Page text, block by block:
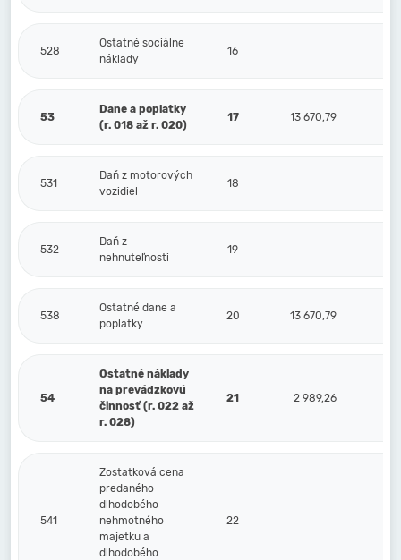
528
Ostatné sociálne
náklady
16
53
Dane a poplatky
(r. 018 až r. 020)
17 13 670,79
531
Daň z motorových
vozidiel
18
532
Daň z
nehnuteľnosti
19
538
Ostatné dane a
poplatky
20 13 670,79
54
Ostatné náklady
na prevádzkovú
činnosť (r. 022 až
r. 028)
21 2 989,26
541
Zostatková cena
predaného
dlhodobého
nehmotného
majetku a
dlhodobého
22